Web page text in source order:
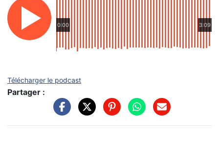
0:00 3:09
Télécharger le podcast
Partager :